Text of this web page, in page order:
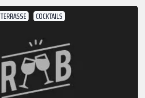
TERRASSE COCKTAILS